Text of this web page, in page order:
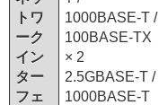
トワ
ーク
イン
ター
フェ
1000BASE-T /
100BASE-TX
× 2
2.5GBASE-T /
1000BASE-T